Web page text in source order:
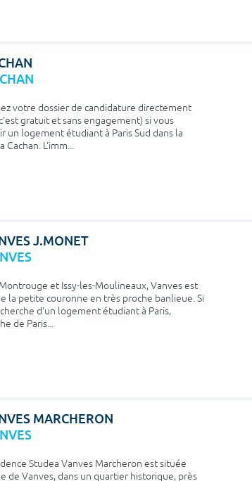
votre dossier de candidature directement
gratuit et sans engagement) si vous
un logement étudiant à Paris Sud dans la
Cachan. L'imm...
J.MONET
et Issy-les-Moulineaux, Vanves est
la petite couronne en très proche banlieue. Si
d'un logement étudiant à Paris,
de Paris...
MARCHERON
Studea Vanves Marcheron est située
de Vanves, dans un quartier historique, près